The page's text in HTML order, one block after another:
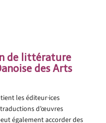
de littérature
des Arts
les éditeur·ices
d’œuvres
également accorder des